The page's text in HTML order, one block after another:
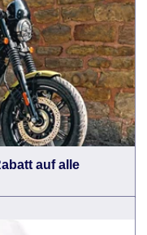
auf alle